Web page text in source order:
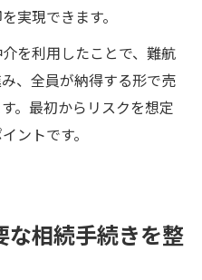
実現できます。
を利用したことで、難航
、全員が納得する形で売
。最初からリスクを想定
ントです。
な相続手続きを整